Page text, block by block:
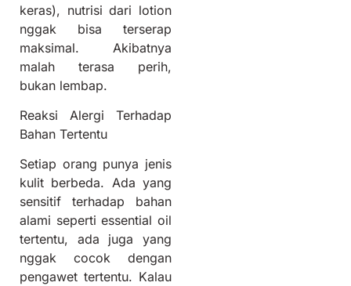
keras), nutrisi dari lotion
nggak bisa terserap
maksimal. Akibatnya
malah terasa perih,
bukan lembap.
Reaksi Alergi Terhadap
Bahan Tertentu
Setiap orang punya jenis
kulit berbeda. Ada yang
sensitif terhadap bahan
alami seperti essential oil
tertentu, ada juga yang
nggak cocok dengan
pengawet tertentu. Kalau